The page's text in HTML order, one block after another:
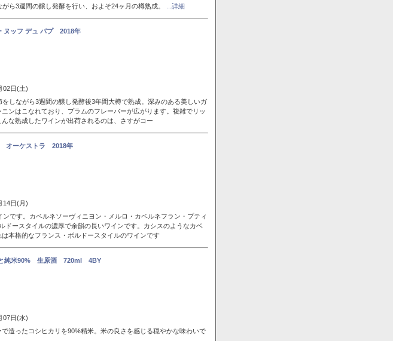
ら3週間の醸し発酵を行い、およそ24ヶ月の樽熟成。
...詳細
ヌッフ デュ パプ 2018年
02日(土)
しながら3週間の醸し発酵後3年間大樽で熟成。深みのある美しいガ
ンはこなれており、プラムのフレーバーが広がります。複雑でリッ
な熟成したワインが出荷されるのは、さすがコー
オーケストラ 2018年
14日(月)
です。カベルネソーヴィニヨン・メルロ・カベルネフラン・プティ
ドースタイルの濃厚で余韻の長いワインです。カシスのようなカベ
本格的なフランス・ボルドースタイルのワインです
純米90% 生原酒 720ml 4BY
07日(水)
造ったコシヒカリを90%精米。米の良さを感じる穏やかな味わいで